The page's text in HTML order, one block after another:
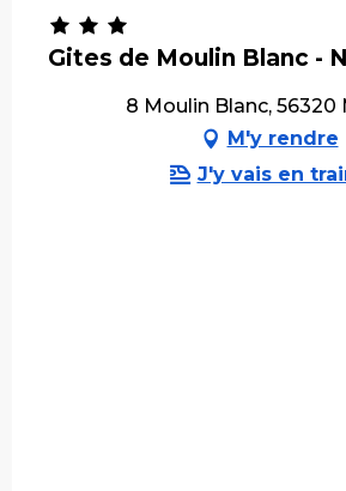
Gites de Moulin Blanc -
8 Moulin Blanc, 56320
M'y rendre
J'y vais en